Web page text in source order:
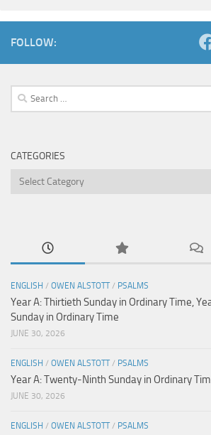
FOLLOW:
Search
for:
CATEGORIES
Categories
ENGLISH / OWEN ALSTOTT/ PSALMS
Year A: Thirtieth Sunday in Ordinary Time,
Sunday in Ordinary Time
JUNE 30, 2026
ENGLISH / OWEN ALSTOTT/ PSALMS
Year A: Twenty-Ninth Sunday in Ordinary
JUNE 30, 2026
ENGLISH / OWEN ALSTOTT/ PSALMS